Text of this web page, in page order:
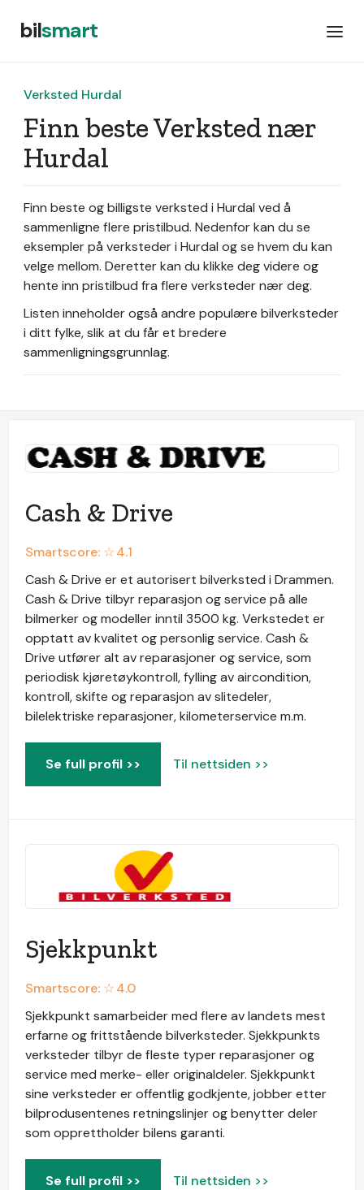
bilsmart
Verksted Hurdal
Finn beste Verksted nær
Hurdal
Finn beste og billigste verksted i Hurdal ved å
sammenligne flere pristilbud. Nedenfor kan du se
eksempler på verksteder i Hurdal og se hvem du kan
velge mellom. Deretter kan du klikke deg videre og
hente inn pristilbud fra flere verksteder nær deg.
Listen inneholder også andre populære bilverksteder
i ditt fylke, slik at du får et bredere
sammenligningsgrunnlag.
Cash & Drive
Smartscore: ☆4.1
Cash & Drive er et autorisert bilverksted i Drammen.
Cash & Drive tilbyr reparasjon og service på alle
bilmerker og modeller inntil 3500 kg. Verkstedet er
opptatt av kvalitet og personlig service. Cash &
Drive utfører alt av reparasjoner og service, som
periodisk kjøretøykontroll, fylling av aircondition,
kontroll, skifte og reparasjon av slitedeler,
bilelektriske reparasjoner, kilometerservice m.m.
Se full profil >> Til nettsiden >>
Sjekkpunkt
Smartscore: ☆4.0
Sjekkpunkt samarbeider med flere av landets mest
erfarne og frittstående bilverksteder. Sjekkpunkts
verksteder tilbyr de fleste typer reparasjoner og
service med merke- eller originaldeler. Sjekkpunkt
sine verksteder er offentlig godkjente, jobber etter
bilprodusentenes retningslinjer og benytter deler
som opprettholder bilens garanti.
Se full profil >> Til nettsiden >>